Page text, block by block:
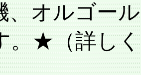
オルゴー
。★（詳し